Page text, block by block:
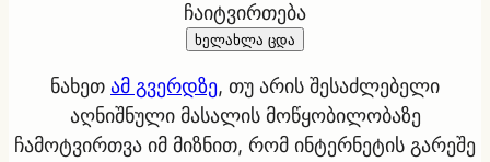
ჩაიტვირთება
ხელახლა ცდა
ნახეთ ამ გვერდზე, თუ არის შესაძლებელი
აღნიშნული მასალის მოწყობილობაზე
ჩამოტვირთვა იმ მიზნით, რომ ინტერნეტის გარეშე